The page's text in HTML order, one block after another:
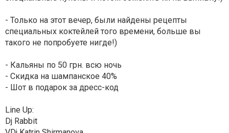
- Только на этот вечер, были найдены рецепты
специальных коктейлей того времени, больше вы
такого не попробуете нигде!)
- Кальяны по 50 грн. всю ночь
- Скидка на шампанское 40%
- Шот в подарок за дресс-код
Line Up:
Dj Rabbit